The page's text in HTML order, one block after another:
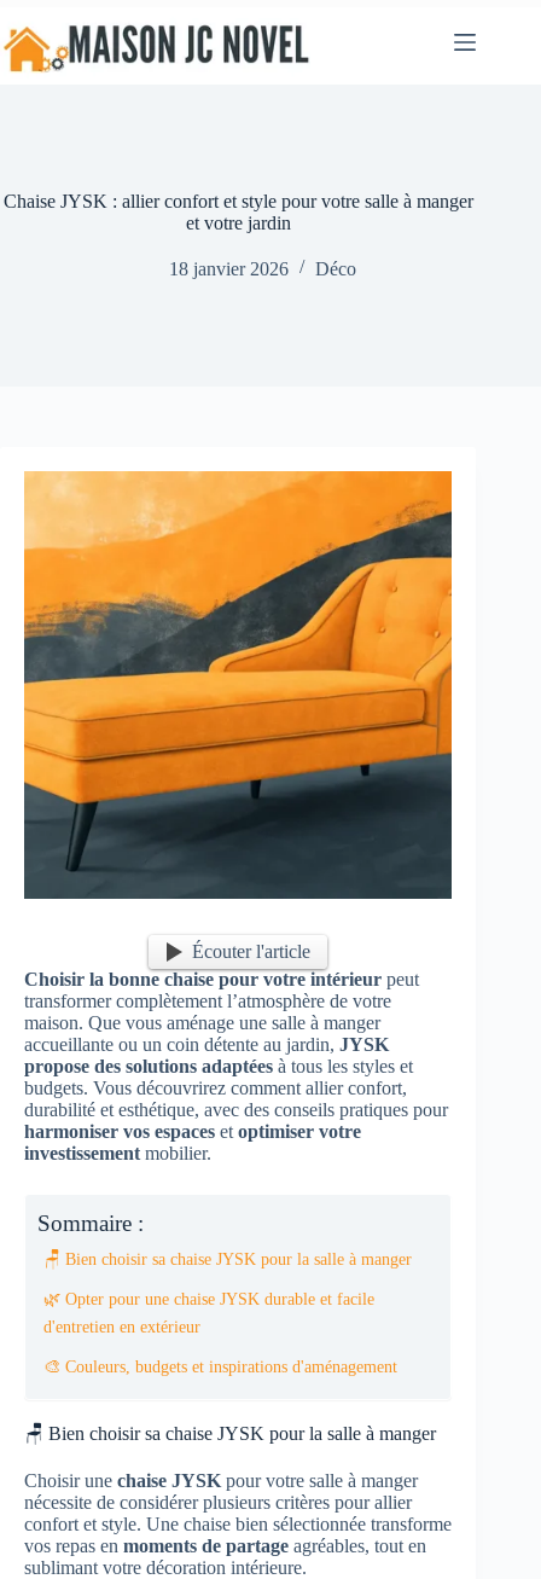
au
contenu
Chaise JYSK : allier confort et style pour votre salle à manger
et votre jardin
18 janvier 2026 Déco
Écouter l'article
Choisir la bonne chaise pour votre intérieur peut
transformer complètement l’atmosphère de votre
maison. Que vous aménage une salle à manger
accueillante ou un coin détente au jardin, JYSK
propose des solutions adaptées à tous les styles et
budgets. Vous découvrirez comment allier confort,
durabilité et esthétique, avec des conseils pratiques pour
harmoniser vos espaces et optimiser votre
investissement mobilier.
Sommaire :
🪑 Bien choisir sa chaise JYSK pour la salle à manger
🌿 Opter pour une chaise JYSK durable et facile
d'entretien en extérieur
🎨 Couleurs, budgets et inspirations d'aménagement
🪑 Bien choisir sa chaise JYSK pour la salle à manger
Choisir une chaise JYSK pour votre salle à manger
nécessite de considérer plusieurs critères pour allier
confort et style. Une chaise bien sélectionnée transforme
vos repas en moments de partage agréables, tout en
sublimant votre décoration intérieure.